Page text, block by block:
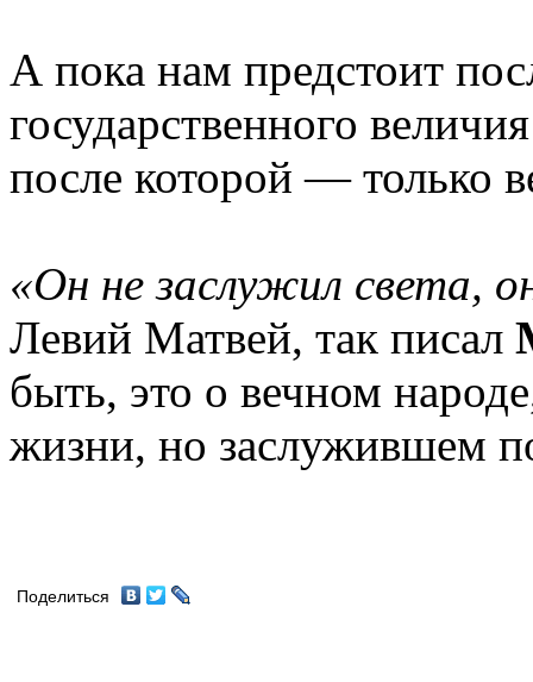
А пока нам предстоит
государственного
после которой — только
«Он не заслужил света,
Левий Матвей, так писал
быть, это о вечном
жизни, но заслужившем
Поделиться